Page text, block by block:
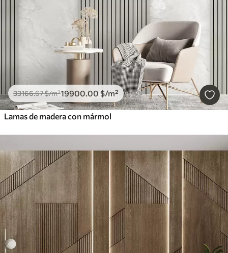
33166.67$/m²19900.00 $/m²
Lamas de madera con mármol